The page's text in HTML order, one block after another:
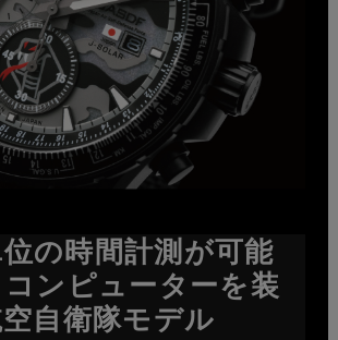
の時間計測が可能
ンピューターを装
自衛隊モデル